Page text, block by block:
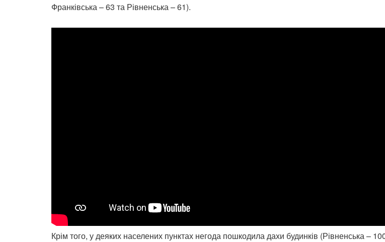
Франківська – 63 та Рівненська – 61).
Крім того, у деяких населених пунктах негода пошкодила дахи будинків (Рівненська –